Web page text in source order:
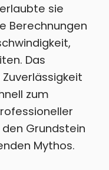
sie
Berechnungen
Das
zum
Grundstein
Mythos.